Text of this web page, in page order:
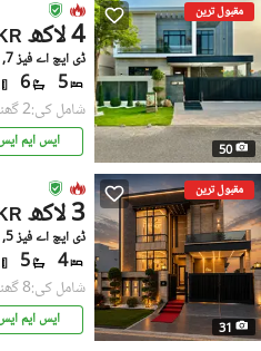
مقبول ترین
50
4 لاکھ
ڈی ایچ اے فیز 7, ڈی ایچ اے ڈیفینس
5
6
شامل کی:2 گھنٹے پہل
ایس ایم
مقبول ترین
31
3 لاکھ
ڈی ایچ اے فیز 5, ڈی ایچ اے ڈیفینس
4
5
شامل کی:8 گھنٹے پہل
ایس ایم